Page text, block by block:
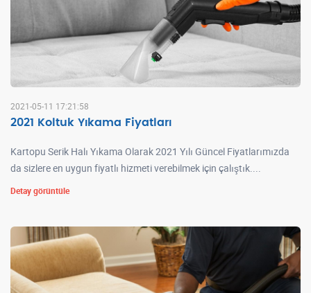
2021-05-11 17:21:58
2021 Koltuk Yıkama Fiyatları
Kartopu Serik Halı Yıkama Olarak 2021 Yılı Güncel Fiyatlarımızda
da sizlere en uygun fiyatlı hizmeti verebilmek için çalıştık....
Detay görüntüle